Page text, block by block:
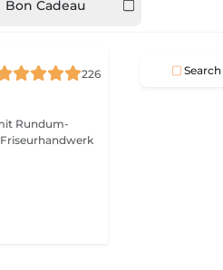
Bon Cadeau
226